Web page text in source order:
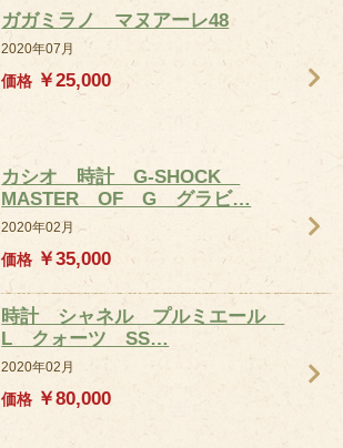
ガガミラノ マヌアーレ48
2020年07月
価格 ￥25,000
カシオ 時計 G-SHOCK
MASTER OF G グラビ…
2020年02月
価格 ￥35,000
時計 シャネル プルミエール
L クォーツ SS…
2020年02月
価格 ￥80,000